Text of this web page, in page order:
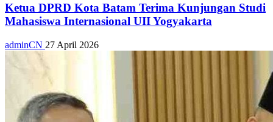
Ketua DPRD Kota Batam Terima Kunjungan Studi
Mahasiswa Internasional UII Yogyakarta
adminCN 27 April 2026